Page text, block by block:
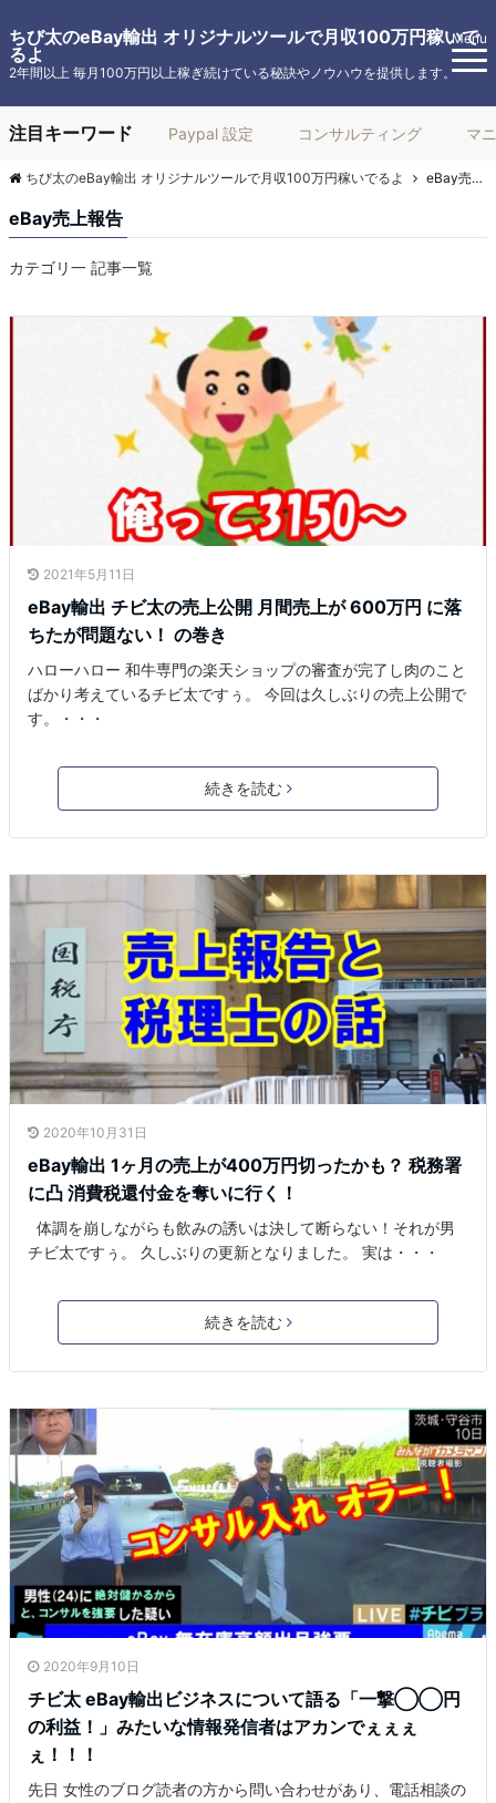
ちび太のeBay輸出 オリジナルツールで月収100万円稼いで
るよ
2年間以上 毎月100万円以上稼ぎ続けている秘訣やノウハウを提供します。
Menu
注目キーワード Paypal 設定 コンサルティング マ
ちび太のeBay輸出 オリジナルツールで月収100万円稼いでるよ eBay売上報告
eBay売上報告
カテゴリ一 記事一覧
2021年5月11日
eBay輸出 チビ太の売上公開 月間売上が 600万円 に落
ちたが問題ない！ の巻き
ハローハロー 和牛専門の楽天ショップの審査が完了し肉のこと
ばかり考えているチビ太ですぅ。 今回は久しぶりの売上公開で
す。・・・
続きを読む
2020年10月31日
eBay輸出 1ヶ月の売上が400万円切ったかも？ 税務署
に凸 消費税還付金を奪いに行く！
体調を崩しながらも飲みの誘いは決して断らない！それが男
チビ太ですぅ。 久しぶりの更新となりました。 実は・・・
続きを読む
2020年9月10日
チビ太 eBay輸出ビジネスについて語る「一撃◯◯円
の利益！」みたいな情報発信者はアカンでぇぇぇ
ぇ！！！
先日 女性のブログ読者の方から問い合わせがあり、電話相談の